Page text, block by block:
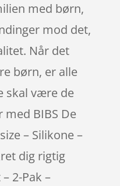
med børn,
mod det,
Når det
børn, er alle
skal være de
med BIBS De
– Silikone –
dig rigtig
2-Pak –